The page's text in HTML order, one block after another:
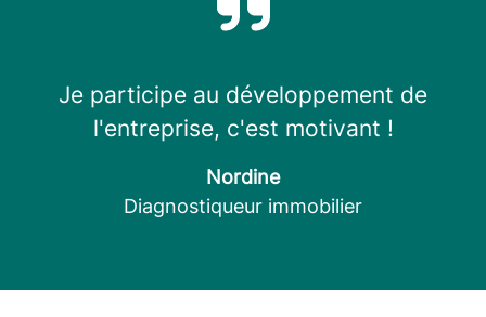
Je participe au développement de
l'entreprise, c'est motivant !
Nordine
Diagnostiqueur immobilier